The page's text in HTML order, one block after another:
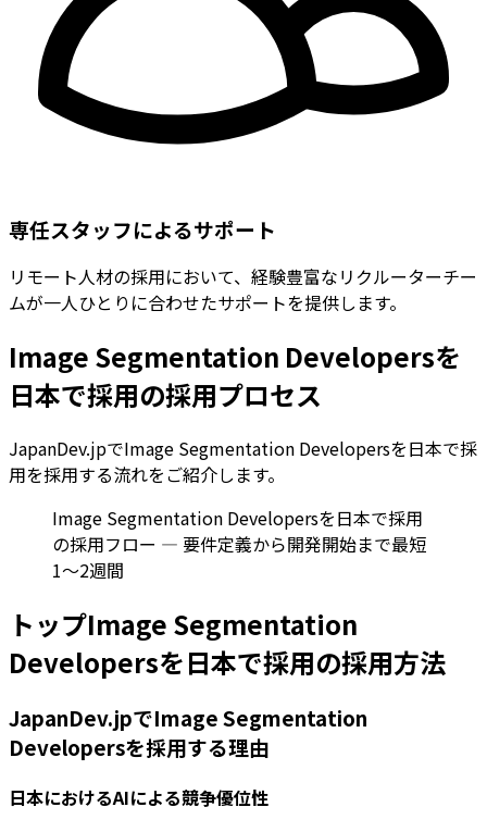
専任スタッフによるサポート
リモート人材の採用において、経験豊富なリクルーターチー
ムが一人ひとりに合わせたサポートを提供します。
Image Segmentation Developersを
日本で採用の採用プロセス
JapanDev.jpでImage Segmentation Developersを日本で採
用を採用する流れをご紹介します。
Image Segmentation Developersを日本で採用
の採用フロー — 要件定義から開発開始まで最短
1〜2週間
トップImage Segmentation
Developersを日本で採用の採用方法
JapanDev.jpでImage Segmentation
Developersを採用する理由
日本におけるAIによる競争優位性